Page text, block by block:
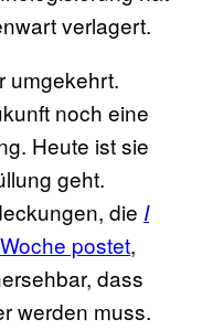
verlagert.
umgekehrt.
noch eine
Heute ist sie
geht.
die I
postet,
dass
werden muss.